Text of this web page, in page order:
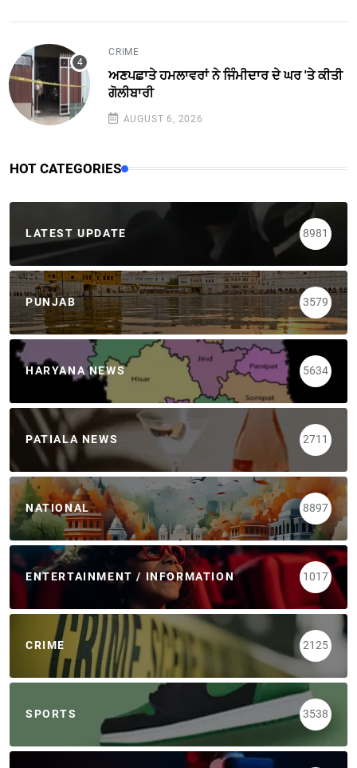
CRIME
ਅਣਪਛਾਤੇ ਹਮਲਾਵਰਾਂ ਨੇ ਜਿੰਮੀਦਾਰ ਦੇ ਘਰ 'ਤੇ ਕੀਤੀ
ਗੋਲੀਬਾਰੀ
AUGUST 6, 2026
HOT CATEGORIES
LATEST UPDATE 8981
PUNJAB 3579
HARYANA NEWS 5634
PATIALA NEWS 2711
NATIONAL 8897
ENTERTAINMENT / INFORMATION 1017
CRIME 2125
SPORTS 3538